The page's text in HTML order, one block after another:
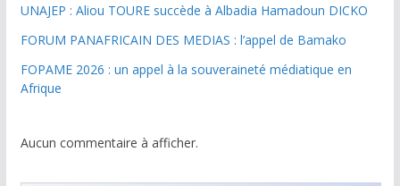
UNAJEP : Aliou TOURE succède à Albadia Hamadoun DICKO
FORUM PANAFRICAIN DES MEDIAS : l’appel de Bamako
FOPAME 2026 : un appel à la souveraineté médiatique en
Afrique
Aucun commentaire à afficher.